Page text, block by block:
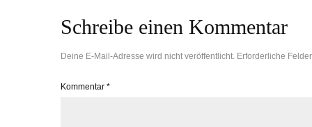
Schreibe einen Kommentar
Deine E-Mail-Adresse wird nicht veröffentlicht. Erforderliche
Kommentar *